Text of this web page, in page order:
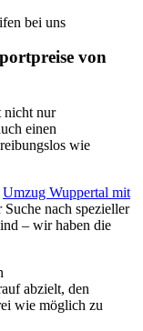
bei uns
von
nicht nur
einen
wie
Umzug Wuppertal mit
nach spezieller
– wir haben die
abzielt, den
wie möglich zu